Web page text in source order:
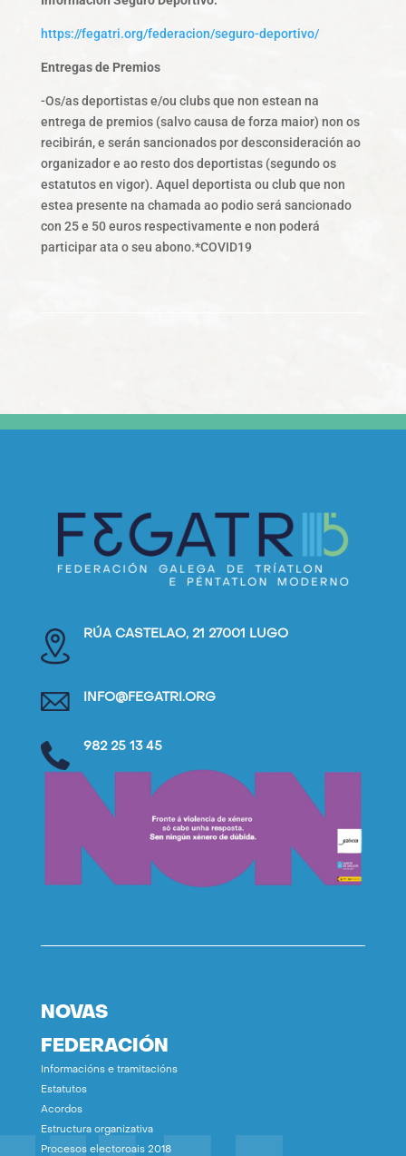
https://fegatri.org/federacion/seguro-deportivo/
Entregas de Premios
-Os/as deportistas e/ou clubs que non estean na
entrega de premios (salvo causa de forza maior) non os
recibirán, e serán sancionados por desconsideración ao
organizador e ao resto dos deportistas (segundo os
estatutos en vigor). Aquel deportista ou club que non
estea presente na chamada ao podio será sancionado
con 25 e 50 euros respectivamente e non poderá
participar ata o seu abono.*COVID19
RÚA CASTELAO, 21 27001 LUGO
INFO@FEGATRI.ORG
982 25 13 45
NOVAS
FEDERACIÓN
Informacións e tramitacións
Estatutos
Acordos
Estructura organizativa
Procesos electoroais 2018